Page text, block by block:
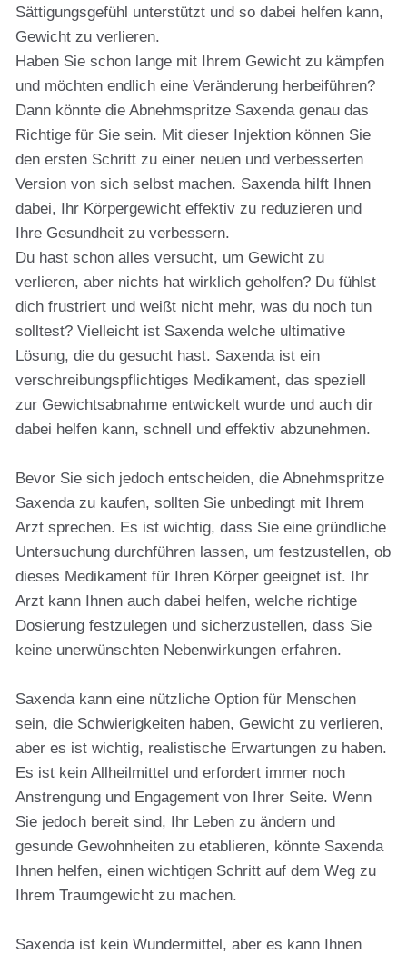
Sättigungsgefühl unterstützt und so dabei helfen kann,
Gewicht zu verlieren.
Haben Sie schon lange mit Ihrem Gewicht zu kämpfen
und möchten endlich eine Veränderung herbeiführen?
Dann könnte die Abnehmspritze Saxenda genau das
Richtige für Sie sein. Mit dieser Injektion können Sie
den ersten Schritt zu einer neuen und verbesserten
Version von sich selbst machen. Saxenda hilft Ihnen
dabei, Ihr Körpergewicht effektiv zu reduzieren und
Ihre Gesundheit zu verbessern.
Du hast schon alles versucht, um Gewicht zu
verlieren, aber nichts hat wirklich geholfen? Du fühlst
dich frustriert und weißt nicht mehr, was du noch tun
solltest? Vielleicht ist Saxenda welche ultimative
Lösung, die du gesucht hast. Saxenda ist ein
verschreibungspflichtiges Medikament, das speziell
zur Gewichtsabnahme entwickelt wurde und auch dir
dabei helfen kann, schnell und effektiv abzunehmen.
Bevor Sie sich jedoch entscheiden, die Abnehmspritze
Saxenda zu kaufen, sollten Sie unbedingt mit Ihrem
Arzt sprechen. Es ist wichtig, dass Sie eine gründliche
Untersuchung durchführen lassen, um festzustellen, ob
dieses Medikament für Ihren Körper geeignet ist. Ihr
Arzt kann Ihnen auch dabei helfen, welche richtige
Dosierung festzulegen und sicherzustellen, dass Sie
keine unerwünschten Nebenwirkungen erfahren.
Saxenda kann eine nützliche Option für Menschen
sein, die Schwierigkeiten haben, Gewicht zu verlieren,
aber es ist wichtig, realistische Erwartungen zu haben.
Es ist kein Allheilmittel und erfordert immer noch
Anstrengung und Engagement von Ihrer Seite. Wenn
Sie jedoch bereit sind, Ihr Leben zu ändern und
gesunde Gewohnheiten zu etablieren, könnte Saxenda
Ihnen helfen, einen wichtigen Schritt auf dem Weg zu
Ihrem Traumgewicht zu machen.
Saxenda ist kein Wundermittel, aber es kann Ihnen